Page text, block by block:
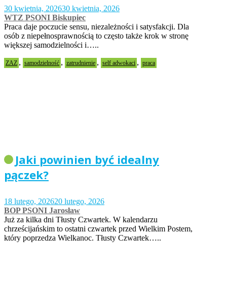
30 kwietnia, 202630 kwietnia, 2026
WTZ PSONI Biskupiec
Praca daje poczucie sensu, niezależności i satysfakcji. Dla
osób z niepełnosprawnością to często także krok w stronę
większej samodzielności i…..
ZAZ , samodzielność , zatrudnienie , self adwokaci , praca
Jaki powinien być idealny
pączek?
18 lutego, 202620 lutego, 2026
BOP PSONI Jarosław
Już za kilka dni Tłusty Czwartek. W kalendarzu
chrześcijańskim to ostatni czwartek przed Wielkim Postem,
który poprzedza Wielkanoc. Tłusty Czwartek…..